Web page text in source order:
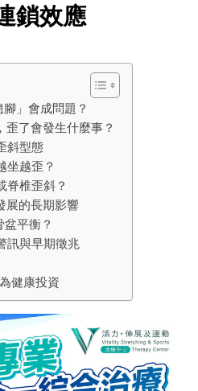
鎖效應
」會成問題？
歪了會發生什麼事？
斜型態
坐越歪？
脊椎歪斜？
展的長期影響
平衡？
訊與早期徵兆
健康投資